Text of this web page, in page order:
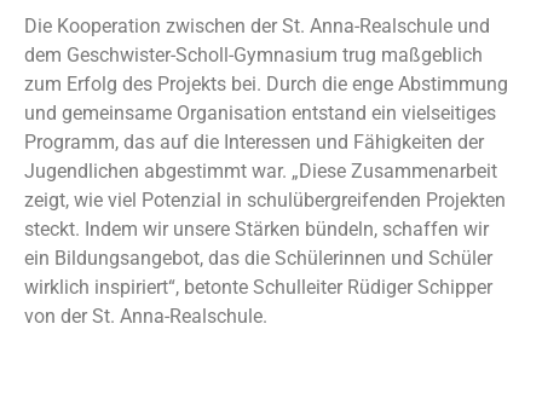
Die Kooperation zwischen der St. Anna-Realschule und
dem Geschwister-Scholl-Gymnasium trug maßgeblich
zum Erfolg des Projekts bei. Durch die enge Abstimmung
und gemeinsame Organisation entstand ein vielseitiges
Programm, das auf die Interessen und Fähigkeiten der
Jugendlichen abgestimmt war. „Diese Zusammenarbeit
zeigt, wie viel Potenzial in schulübergreifenden Projekten
steckt. Indem wir unsere Stärken bündeln, schaffen wir
ein Bildungsangebot, das die Schülerinnen und Schüler
wirklich inspiriert“, betonte Schulleiter Rüdiger Schipper
von der St. Anna-Realschule.